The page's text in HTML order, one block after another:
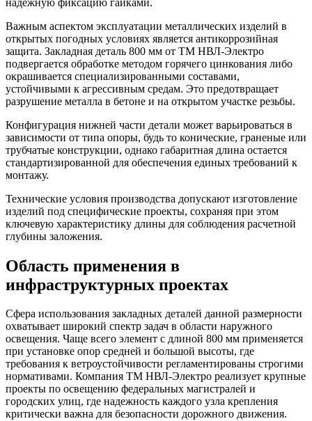
Важным аспектом эксплуатации металлических изделий в
открытых погодных условиях является антикоррозийная
защита. Закладная деталь 800 мм от ТМ НВЛ-Электро
подвергается обработке методом горячего цинкования либо
окрашивается специализированными составами,
устойчивыми к агрессивным средам. Это предотвращает
разрушение металла в бетоне и на открытом участке резьбы.
Конфигурация нижней части детали может варьироваться в
зависимости от типа опоры, будь то конические, граненые или
трубчатые конструкции, однако габаритная длина остается
стандартизированной для обеспечения единых требований к
монтажу.
Технические условия производства допускают изготовление
изделий под специфические проекты, сохраняя при этом
ключевую характеристику длины для соблюдения расчетной
глубины заложения.
Область применения в
инфраструктурных проектах
Сфера использования закладных деталей данной размерности
охватывает широкий спектр задач в области наружного
освещения. Чаще всего элемент с длиной 800 мм применяется
при установке опор средней и большой высоты, где
требования к ветроустойчивости регламентированы строгими
нормативами. Компания ТМ НВЛ-Электро реализует крупные
проекты по освещению федеральных магистралей и
городских улиц, где надежность каждого узла крепления
критически важна для безопасности дорожного движения.